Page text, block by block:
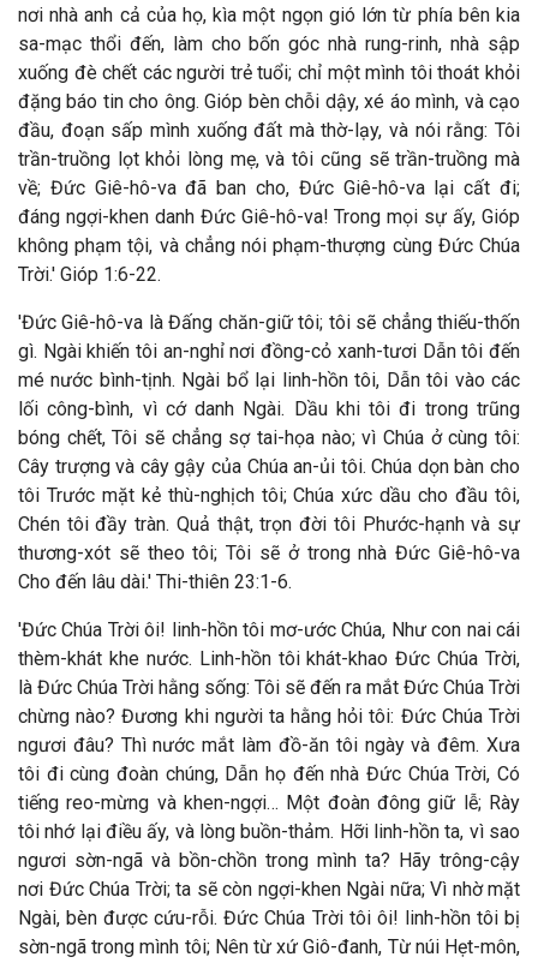
nơi nhà anh cả của họ, kìa một ngọn gió lớn từ phía bên kia
sa-mạc thổi đến, làm cho bốn góc nhà rung-rinh, nhà sập
xuống đè chết các người trẻ tuổi; chỉ một mình tôi thoát khỏi
đặng báo tin cho ông. Gióp bèn chỗi dậy, xé áo mình, và cạo
đầu, đoạn sấp mình xuống đất mà thờ-lạy, và nói rằng: Tôi
trần-truồng lọt khỏi lòng mẹ, và tôi cũng sẽ trần-truồng mà
về; Đức Giê-hô-va đã ban cho, Đức Giê-hô-va lại cất đi;
đáng ngợi-khen danh Đức Giê-hô-va! Trong mọi sự ấy, Gióp
không phạm tội, và chẳng nói phạm-thượng cùng Đức Chúa
Trời.' Gióp 1:6-22.
'Đức Giê-hô-va là Đấng chăn-giữ tôi; tôi sẽ chẳng thiếu-thốn
gì. Ngài khiến tôi an-nghỉ nơi đồng-cỏ xanh-tươi Dẫn tôi đến
mé nước bình-tịnh. Ngài bổ lại linh-hồn tôi, Dẫn tôi vào các
lối công-bình, vì cớ danh Ngài. Dầu khi tôi đi trong trũng
bóng chết, Tôi sẽ chẳng sợ tai-họa nào; vì Chúa ở cùng tôi:
Cây trượng và cây gậy của Chúa an-ủi tôi. Chúa dọn bàn cho
tôi Trước mặt kẻ thù-nghịch tôi; Chúa xức dầu cho đầu tôi,
Chén tôi đầy tràn. Quả thật, trọn đời tôi Phước-hạnh và sự
thương-xót sẽ theo tôi; Tôi sẽ ở trong nhà Đức Giê-hô-va
Cho đến lâu dài.' Thi-thiên 23:1-6.
'Đức Chúa Trời ôi! linh-hồn tôi mơ-ước Chúa, Như con nai cái
thèm-khát khe nước. Linh-hồn tôi khát-khao Đức Chúa Trời,
là Đức Chúa Trời hằng sống: Tôi sẽ đến ra mắt Đức Chúa Trời
chừng nào? Đương khi người ta hằng hỏi tôi: Đức Chúa Trời
ngươi đâu? Thì nước mắt làm đồ-ăn tôi ngày và đêm. Xưa
tôi đi cùng đoàn chúng, Dẫn họ đến nhà Đức Chúa Trời, Có
tiếng reo-mừng và khen-ngợi… Một đoàn đông giữ lễ; Rày
tôi nhớ lại điều ấy, và lòng buồn-thảm. Hỡi linh-hồn ta, vì sao
ngươi sờn-ngã và bồn-chồn trong mình ta? Hãy trông-cậy
nơi Đức Chúa Trời; ta sẽ còn ngợi-khen Ngài nữa; Vì nhờ mặt
Ngài, bèn được cứu-rỗi. Đức Chúa Trời tôi ôi! linh-hồn tôi bị
sờn-ngã trong mình tôi; Nên từ xứ Giô-đanh, Từ núi Hẹt-môn,